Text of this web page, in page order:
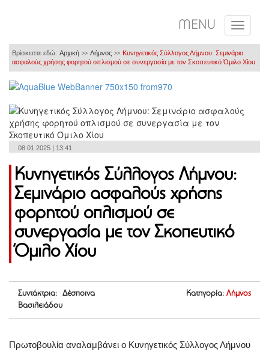
MENU
Βρίσκεστε εδώ: Αρχική >> Λήμνος >> Κυνηγετικός Σύλλογος Λήμνου: Σεμινάριο
ασφαλούς χρήσης φορητού οπλισμού σε συνεργασία με τον Σκοπευτικό Όμιλο Χίου
08.01.2025 | 13:41
Κυνηγετικός Σύλλογος Λήμνου:
Σεμινάριο ασφαλούς χρήσης
φορητού οπλισμού σε
συνεργασία με τον Σκοπευτικό
Όμιλο Χίου
Συντάκτρια: Δέσποινα
Βασιλειάδου
Κατηγορία: Λήμνος
Πρωτοβουλία αναλαμβάνει ο Κυνηγετικός Σύλλογος Λήμνου